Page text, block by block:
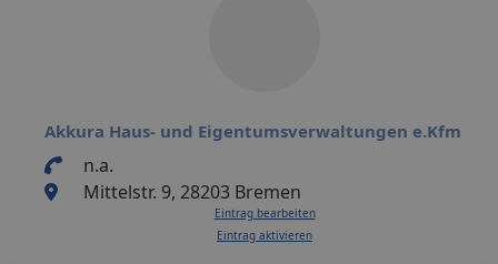
Akkura Haus- und Eigentumsverwaltungen e.Kfm
n.a.
Mittelstr. 9, 28203 Bremen
Eintrag bearbeiten
Eintrag aktivieren